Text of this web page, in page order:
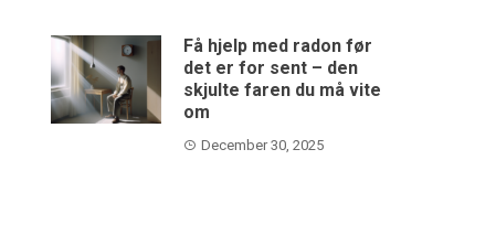
Få hjelp med radon før
det er for sent – den
skjulte faren du må vite
om
December 30, 2025